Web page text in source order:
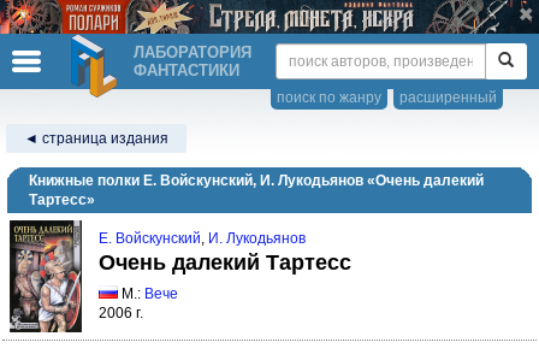
ЛАБОРАТОРИЯ
ФАНТАСТИКИ
расширенный
поиск по жанру
◄ страница издания
Книжные полки Е. Войскунский, И. Лукодьянов «Очень далекий
Тартесс»
Е. Войскунский, И. Лукодьянов
Очень далекий Тартесс
М.: Вече
2006 г.